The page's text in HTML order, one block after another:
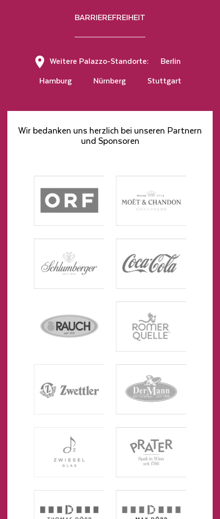
BARRIEREFREIHEIT
Weitere Palazzo-Standorte:
Berlin
Hamburg
Nürnberg Stuttgart
Wir bedanken uns herzlich bei unseren Partnern
und Sponsoren